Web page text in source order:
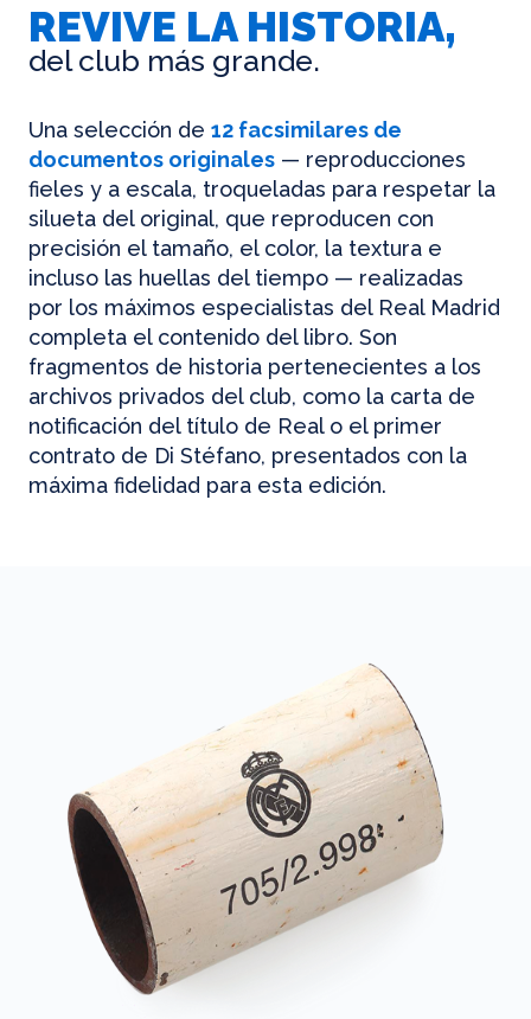
REVIVE LA HISTORIA,
del club más grande.
Una selección de 12 facsimilares de
documentos originales — reproducciones
fieles y a escala, troqueladas para respetar la
silueta del original, que reproducen con
precisión el tamaño, el color, la textura e
incluso las huellas del tiempo — realizadas
por los máximos especialistas del Real Madrid
completa el contenido del libro. Son
fragmentos de historia pertenecientes a los
archivos privados del club, como la carta de
notificación del título de Real o el primer
contrato de Di Stéfano, presentados con la
máxima fidelidad para esta edición.